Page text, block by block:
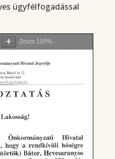
ügyfélfogadással
Zoom 100%